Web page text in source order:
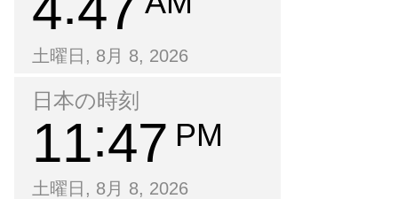
土曜日, 8月 8, 2026
日本の時刻
11 47 PM
土曜日, 8月 8, 2026